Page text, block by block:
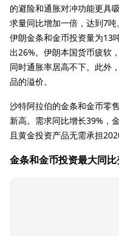
的避险和通胀对冲功能更具
求量同比增加一倍，达到7吨。
伊朗金条和金币投资量为13
出26%。伊朗本国货币疲软
同时通胀率居高不下。此外
品的溢价。
沙特阿拉伯的金条和金币零
新高。需求同比增长39%，
且黄金投资产品无需承担
金条和金币投资最大同